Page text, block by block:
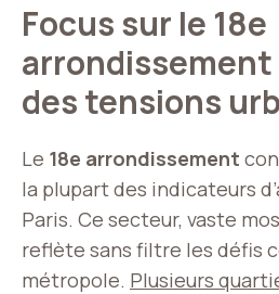
Focus sur le 18e
des tensions
Le 18e arrondissement
la plupart des indicateurs
Paris. Ce secteur, vaste
reflète sans filtre les défis
métropole. Plusieurs